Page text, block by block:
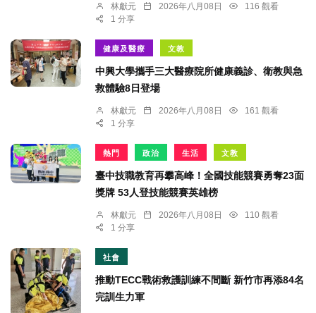
林獻元 2026年八月08日
116 觀看
1 分享
健康及醫療 文教
中興大學攜手三大醫療院所健康義診、衛教與急
救體驗8日登場
林獻元 2026年八月08日
161 觀看
1 分享
熱門 政治 生活 文教
臺中技職教育再攀高峰！全國技能競賽勇奪23面
獎牌 53人登技能競賽英雄榜
林獻元 2026年八月08日
110 觀看
1 分享
社會
推動TECC戰術救護訓練不間斷 新竹市再添84名
完訓生力軍